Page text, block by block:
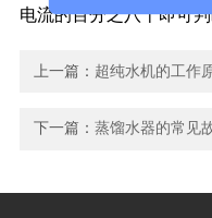
电流的百分之八十即可
上一篇： 超纯水机的工作
下一篇：蒸馏水器的常见